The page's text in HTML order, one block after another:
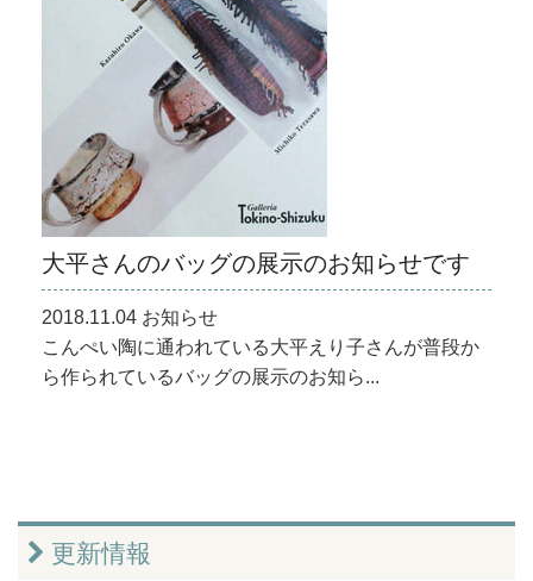
大平さんのバッグの展示のお知らせです
2018.11.04 お知らせ
こんぺい陶に通われている大平えり子さんが普段か
ら作られているバッグの展示のお知ら...
更新情報